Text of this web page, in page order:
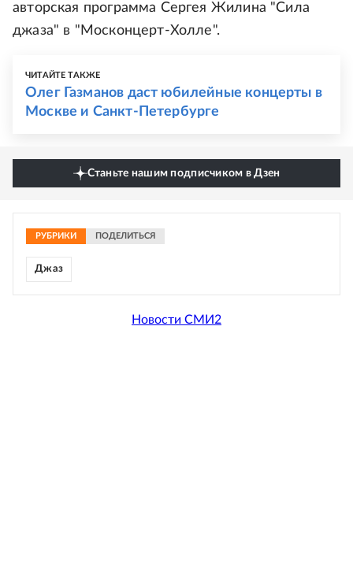
авторская программа Сергея Жилина "Сила
джаза" в "Москонцерт-Холле".
ЧИТАЙТЕ ТАКЖЕ
Олег Газманов даст юбилейные концерты в
Москве и Санкт-Петербурге
Станьте нашим подписчиком в Дзен
РУБРИКИ ПОДЕЛИТЬСЯ
Джаз
Новости СМИ2